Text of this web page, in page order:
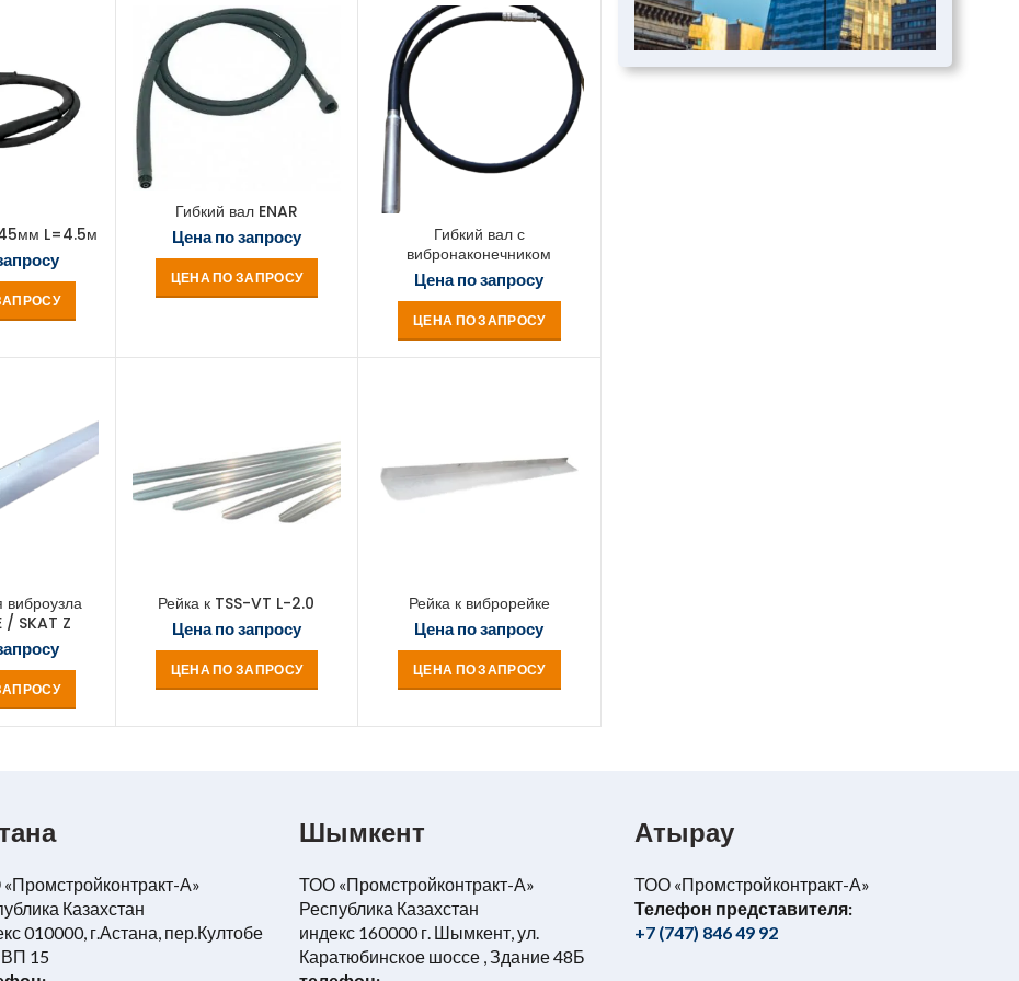
L=4.5м
Гибкий вал ENAR
Цена по запросу
ЦЕНА ПО ЗАПРОСУ
Гибкий вал с
вибронаконечником
Цена по запросу
ЦЕНА ПО ЗАПРОСУ
/ SKAT Z
Рейка к TSS-VT L-2.0
Цена по запросу
ЦЕНА ПО ЗАПРОСУ
Рейка к виброрейке
Цена по запросу
ЦЕНА ПО ЗАПРОСУ
А»
Казахстан
010000, г.Астана, пер.Култобе
ВП 15
Шымкент
ТОО «Промстройконтракт-А»
Республика Казахстан
индекс 160000 г. Шымкент, ул.
Каратюбинское шоссе , Здание 48Б
Атырау
ТОО «Промстройконтракт-А»
Телефон представителя:
+7 (747) 846 49 92